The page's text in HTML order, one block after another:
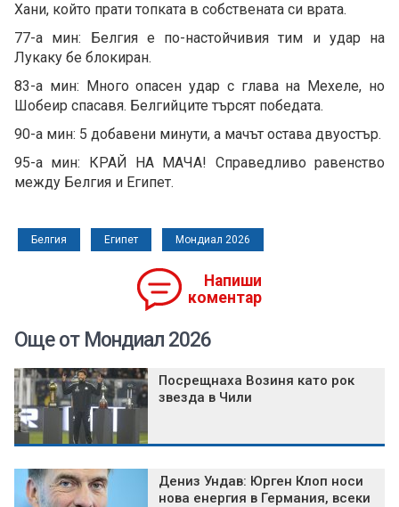
Хани, който прати топката в собствената си врата.
77-а мин: Белгия е по-настойчивия тим и удар на
Лукаку бе блокиран.
83-а мин: Много опасен удар с глава на Мехеле, но
Шобеир спасавя. Белгийците търсят победата.
90-а мин: 5 добавени минути, а мачът остава двуостър.
95-а мин: КРАЙ НА МАЧА! Справедливо равенство
между Белгия и Египет.
Белгия Египет Мондиал 2026
Напиши
коментар
Още от Мондиал 2026
Посрещнаха Возиня като рок
звезда в Чили
Дениз Ундав: Юрген Клоп носи
нова енергия в Германия, всеки